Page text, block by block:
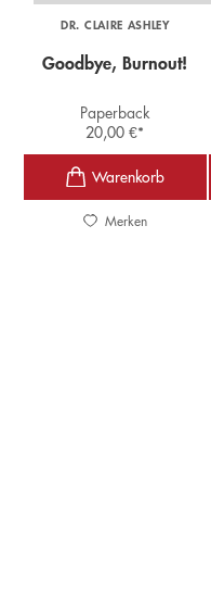
DR. CLAIRE ASHLEY
Goodbye, Burnout!
Paperback
20,00€*
Merken